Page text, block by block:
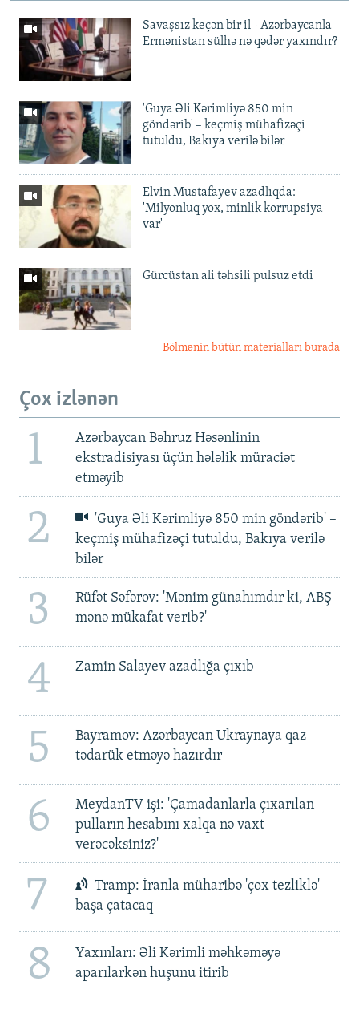
Savaşsız keçən bir il - Azərbaycanla
Ermənistan sülhə nə qədər yaxındır?
'Guya Əli Kərimliyə 850 min
göndərib' – keçmiş mühafizəçi
tutuldu, Bakıya verilə bilər
Elvin Mustafayev azadlıqda:
'Milyonluq yox, minlik korrupsiya
var'
Gürcüstan ali təhsili pulsuz etdi
Bölmənin bütün materialları burada
Çox izlənən
1
Azərbaycan Bəhruz Həsənlinin
ekstradisiyası üçün hələlik müraciət
etməyib
2
'Guya Əli Kərimliyə 850 min göndərib' –
keçmiş mühafizəçi tutuldu, Bakıya verilə
bilər
3
Rüfət Səfərov: 'Mənim günahımdır ki, ABŞ
mənə mükafat verib?'
4 Zamin Salayev azadlığa çıxıb
5
Bayramov: Azərbaycan Ukraynaya qaz
tədarük etməyə hazırdır
6
MeydanTV işi: 'Çamadanlarla çıxarılan
pulların hesabını xalqa nə vaxt
verəcəksiniz?'
7
Tramp: İranla müharibə 'çox tezliklə'
başa çatacaq
8
Yaxınları: Əli Kərimli məhkəməyə
aparılarkən huşunu itirib